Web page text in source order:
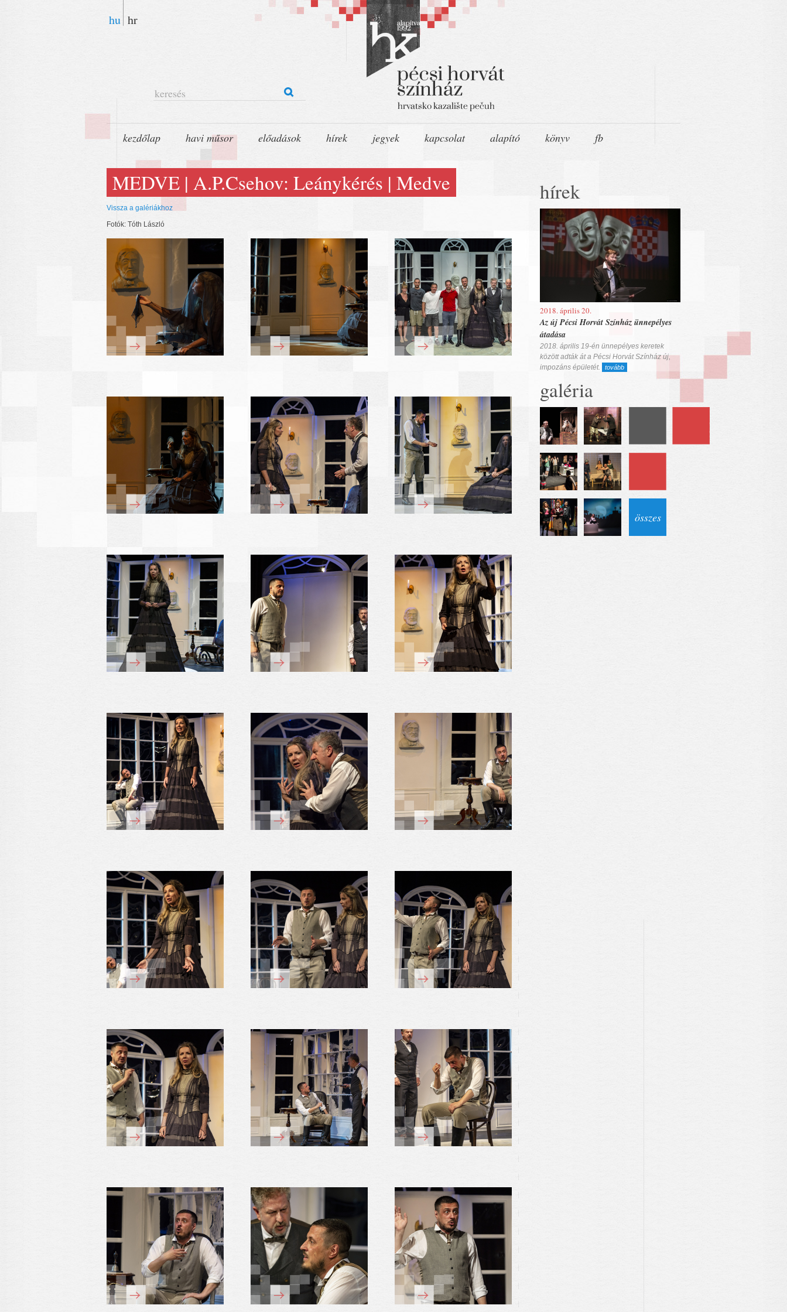
hu hr
keresés
kezdőlap havi műsor előadások hírek jegyek kapcsolat alapító könyv fb
MEDVE | A.P.Csehov: Leánykérés | Medve
Vissza a galériákhoz
Fotók: Tóth László
hírek
2018. április 20.
Az új Pécsi Horvát Színház ünnepélyes
átadása
2018. április 19-én ünnepélyes keretek
között adták át a Pécsi Horvát Színház új,
impozáns épületét.
tovább
galéria
összes